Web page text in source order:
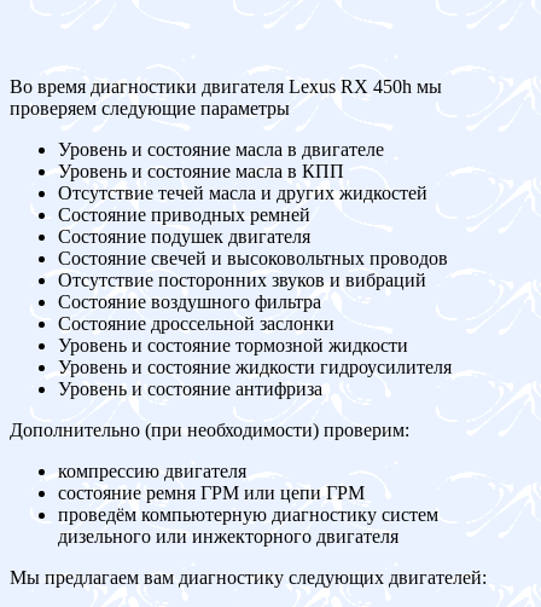
Во время диагностики двигателя Lexus RX 450h мы
проверяем следующие параметры
Уровень и состояние масла в двигателе
Уровень и состояние масла в КПП
Отсутствие течей масла и других жидкостей
Состояние приводных ремней
Состояние подушек двигателя
Состояние свечей и высоковольтных проводов
Отсутствие посторонних звуков и вибраций
Состояние воздушного фильтра
Состояние дроссельной заслонки
Уровень и состояние тормозной жидкости
Уровень и состояние жидкости гидроусилителя
Уровень и состояние антифриза
Дополнительно (при необходимости) проверим:
компрессию двигателя
состояние ремня ГРМ или цепи ГРМ
проведём компьютерную диагностику систем
дизельного или инжекторного двигателя
Мы предлагаем вам диагностику следующих двигателей: